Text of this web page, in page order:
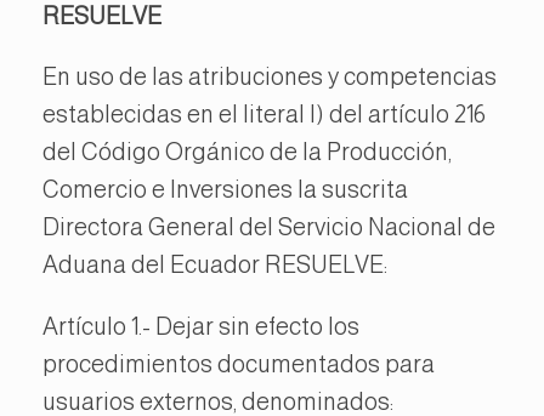
RESUELVE
En uso de las atribuciones y competencias
establecidas en el literal l) del artículo 216
del Código Orgánico de la Producción,
Comercio e Inversiones la suscrita
Directora General del Servicio Nacional de
Aduana del Ecuador RESUELVE:
Artículo 1.- Dejar sin efecto los
procedimientos documentados para
usuarios externos, denominados: